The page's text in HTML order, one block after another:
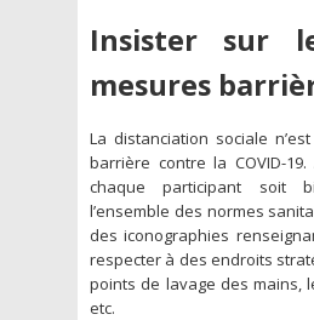
Insister sur
mesures
La distanciation sociale
barrière contre la COVID-
chaque participant soit
l’ensemble des normes
des iconographies
respecter à des endroits
points de lavage des mains,
etc.